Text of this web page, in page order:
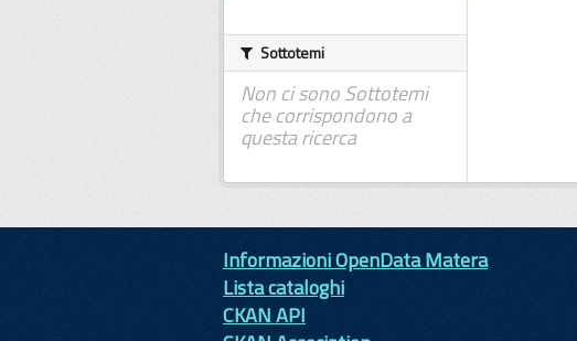
Sottotemi
Non ci sono Sottotemi
che corrispondono a
questa ricerca
Informazioni OpenData Matera
Lista cataloghi
CKAN API